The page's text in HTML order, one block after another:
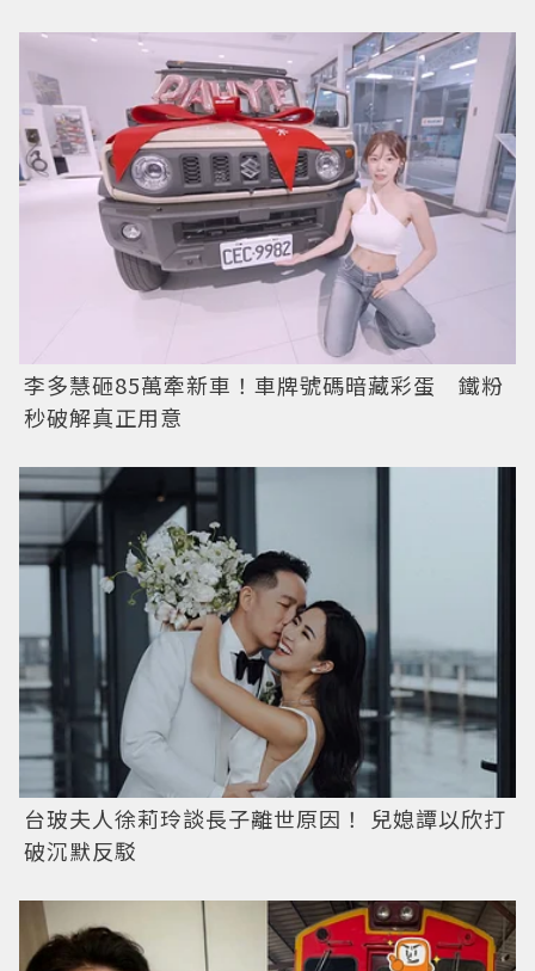
李多慧砸85萬牽新車！車牌號碼暗藏彩蛋 鐵粉
秒破解真正用意
台玻夫人徐莉玲談長子離世原因！ 兒媳譚以欣打
破沉默反駁